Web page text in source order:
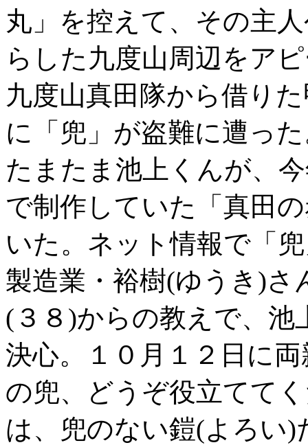
丸」を控えて、その主
らした九度山周辺をア
九度山真田隊から借り
に「兜」が盗難に遭っ
たまたま池上くんが、
で制作していた「真田
いた。ネット情報で「
製造業・裕樹(ゆうき)さ
(３８)からの教えで、
決心。１０月１２日に
の兜、どうぞ役立てて
は、兜のない鎧(よろい